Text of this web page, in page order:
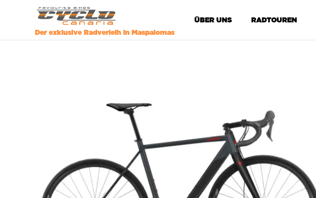
Der exklusive Radverleih in Maspalomas
ÜBER UNS RADTOUREN